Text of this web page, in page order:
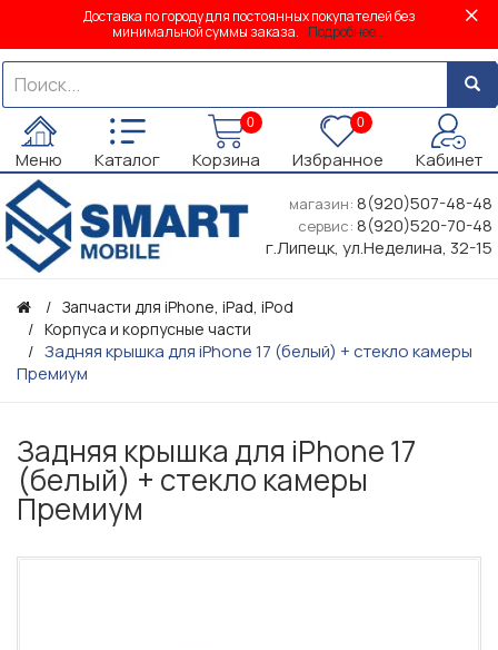
Доставка по городу для постоянных покупателей без
минимальной суммы заказа. Подробнее...
Меню Каталог
0
Корзина
0
Избранное Кабинет
магазин: 8(920)507-48-48
сервис: 8(920)520-70-48
г.Липецк, ул.Неделина, 32-15
Запчасти для iPhone, iPad, iPod
Корпуса и корпусные части
Задняя крышка для iPhone 17 (белый) + стекло камеры
Премиум
Задняя крышка для iPhone 17
(белый) + стекло камеры
Премиум